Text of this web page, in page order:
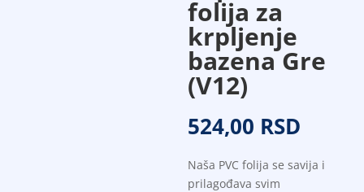
folija za
krpljenje
bazena Gre
(V12)
524,00 RSD
Naša PVC folija se savija i
prilagođava svim